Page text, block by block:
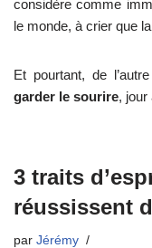
considère comme
le monde, à crier que
Et pourtant, de
garder le sourire, jour
3 traits
réussissent
par Jérémy